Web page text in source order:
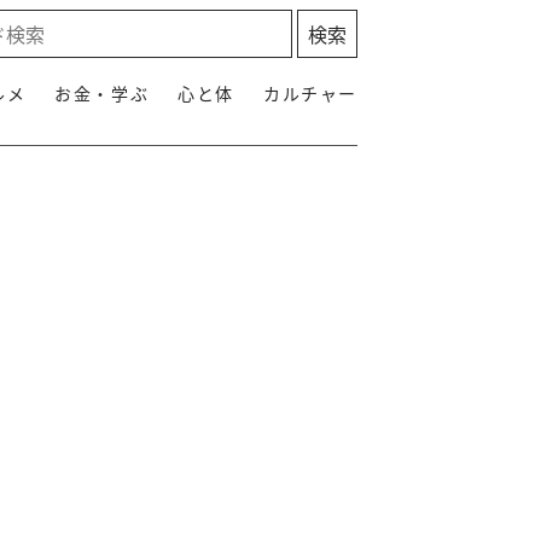
お金・学ぶ 心と体 カルチャー